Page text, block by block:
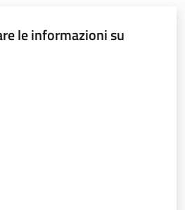
le informazioni su